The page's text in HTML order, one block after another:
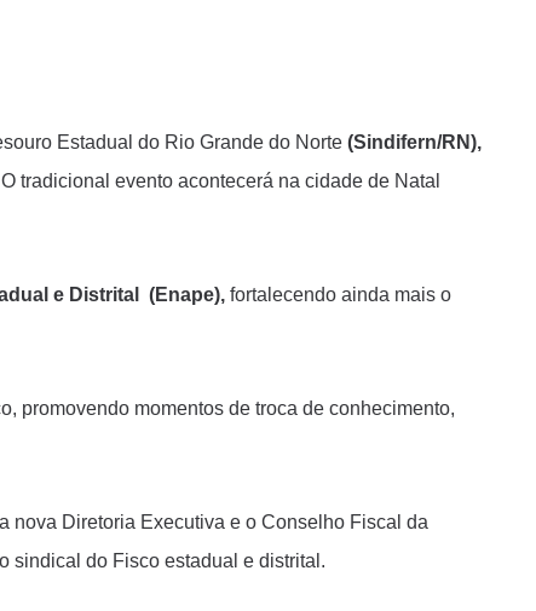
Estadual do Rio Grande do Norte (Sindifern/RN),
tradicional evento acontecerá na cidade de Natal
e Distrital (Enape),fortalecendo ainda mais o
promovendo momentos de troca de conhecimento,
nova Diretoria Executiva e o Conselho Fiscal da
sindical do Fisco estadual e distrital.